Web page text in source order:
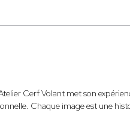
Cerf Volant met son
Chaque image est une